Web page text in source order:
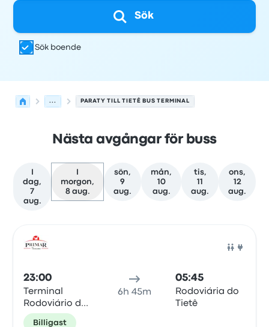
Sök
Sök boende
... PARATY TILL TIETÊ BUS TERMINAL
Nästa avgångar för buss
dag,
7
aug.
morgon,
8 aug.
sön,
9
aug.
mån,
10
aug.
tis,
11
aug.
ons,
12
aug.
23:00
Terminal
Rodoviário de
Paraty
6h 45m
05:45
Rodoviária do
Tietê
Billigast